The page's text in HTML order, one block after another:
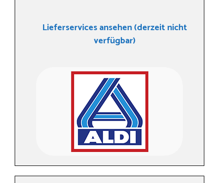
Lieferservices ansehen (derzeit nicht
verfügbar)